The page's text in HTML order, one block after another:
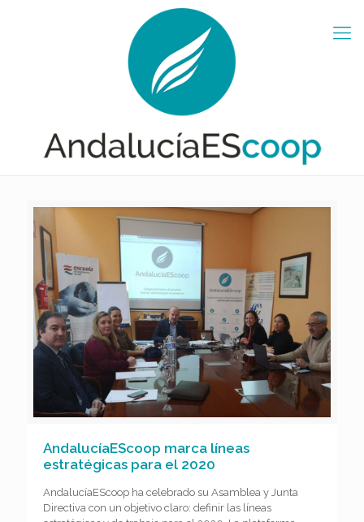
AndalucíaEScoop marca líneas
estratégicas para el 2020
AndalucíaEScoop ha celebrado su Asamblea y Junta
Directiva con un objetivo claro: definir las líneas